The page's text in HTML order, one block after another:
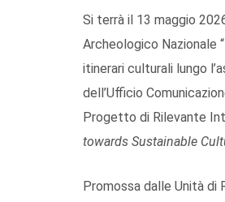
Si terrà il 13 maggio
Archeologico Nazionale
itinerari culturali lungo
dell’Ufficio
Progetto di Rilevante
towards Sustainable
Promossa dalle Unità di